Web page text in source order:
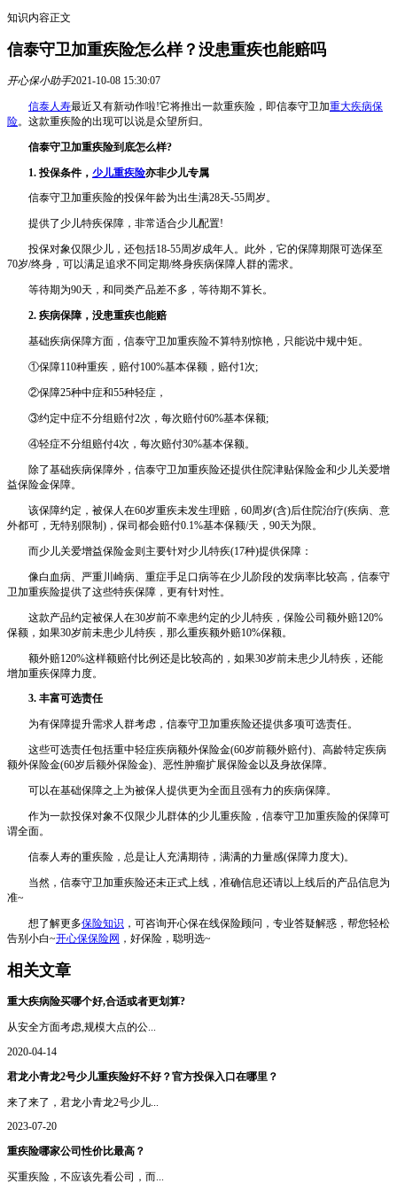
知识内容正文
信泰守卫加重疾险怎么样？没患重疾也能赔吗
开心保小助手2021-10-08 15:30:07
信泰人寿最近又有新动作啦!它将推出一款重疾险，即信泰守卫加重大疾病保
险。这款重疾险的出现可以说是众望所归。
信泰守卫加重疾险到底怎么样?
1. 投保条件， 少儿重疾险亦非少儿专属
信泰守卫加重疾险的投保年龄为出生满28天-55周岁。
提供了少儿特疾保障，非常适合少儿配置!
投保对象仅限少儿，还包括18-55周岁成年人。此外，它的保障期限可选保至
70岁/终身，可以满足追求不同定期/终身疾病保障人群的需求。
等待期为90天，和同类产品差不多，等待期不算长。
2. 疾病保障，没患重疾也能赔
基础疾病保障方面，信泰守卫加重疾险不算特别惊艳，只能说中规中矩。
①保障110种重疾，赔付100%基本保额，赔付1次;
②保障25种中症和55种轻症，
③约定中症不分组赔付2次，每次赔付60%基本保额;
④轻症不分组赔付4次，每次赔付30%基本保额。
除了基础疾病保障外，信泰守卫加重疾险还提供住院津贴保险金和少儿关爱增
益保险金保障。
该保障约定，被保人在60岁重疾未发生理赔，60周岁(含)后住院治疗(疾病、意
外都可，无特别限制)，保司都会赔付0.1%基本保额/天，90天为限。
而少儿关爱增益保险金则主要针对少儿特疾(17种)提供保障：
像白血病、严重川崎病、重症手足口病等在少儿阶段的发病率比较高，信泰守
卫加重疾险提供了这些特疾保障，更有针对性。
这款产品约定被保人在30岁前不幸患约定的少儿特疾，保险公司额外赔120%
保额，如果30岁前未患少儿特疾，那么重疾额外赔10%保额。
额外赔120%这样额赔付比例还是比较高的，如果30岁前未患少儿特疾，还能
增加重疾保障力度。
3. 丰富可选责任
为有保障提升需求人群考虑，信泰守卫加重疾险还提供多项可选责任。
这些可选责任包括重中轻症疾病额外保险金(60岁前额外赔付)、高龄特定疾病
额外保险金(60岁后额外保险金)、恶性肿瘤扩展保险金以及身故保障。
可以在基础保障之上为被保人提供更为全面且强有力的疾病保障。
作为一款投保对象不仅限少儿群体的少儿重疾险，信泰守卫加重疾险的保障可
谓全面。
信泰人寿的重疾险，总是让人充满期待，满满的力量感(保障力度大)。
当然，信泰守卫加重疾险还未正式上线，准确信息还请以上线后的产品信息为
准~
想了解更多保险知识 ，可咨询开心保在线保险顾问，专业答疑解惑，帮您轻松
告别小白~开心保保险网 ，好保险，聪明选~
相关文章
重大疾病险买哪个好,合适或者更划算?
从安全方面考虑,规模大点的公...
2020-04-14
君龙小青龙2号少儿重疾险好不好？官方投保入口在哪里？
来了来了，君龙小青龙2号少儿...
2023-07-20
重疾险哪家公司性价比最高？
买重疾险，不应该先看公司，而...